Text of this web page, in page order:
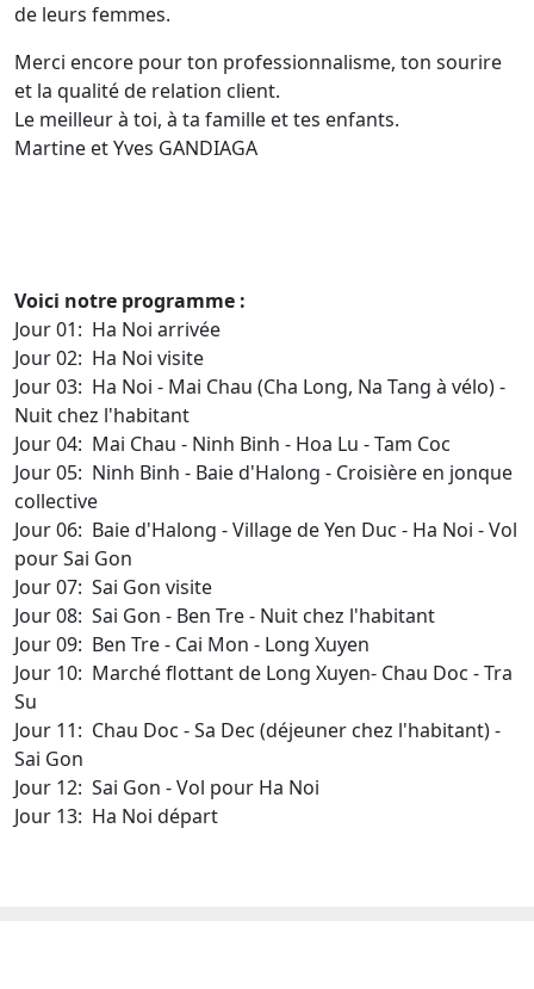
de leurs femmes.
Merci encore pour ton professionnalisme, ton sourire
et la qualité de relation client.
Le meilleur à toi, à ta famille et tes enfants.
Martine et Yves GANDIAGA
Voici notre programme :
Jour 01: Ha Noi arrivée
Jour 02: Ha Noi visite
Jour 03: Ha Noi - Mai Chau (Cha Long, Na Tang à vélo) -
Nuit chez l'habitant
Jour 04: Mai Chau - Ninh Binh - Hoa Lu - Tam Coc
Jour 05: Ninh Binh - Baie d'Halong - Croisière en jonque
collective
Jour 06: Baie d'Halong - Village de Yen Duc - Ha Noi - Vol
pour Sai Gon
Jour 07: Sai Gon visite
Jour 08: Sai Gon - Ben Tre - Nuit chez l'habitant
Jour 09: Ben Tre - Cai Mon - Long Xuyen
Jour 10: Marché flottant de Long Xuyen- Chau Doc - Tra
Su
Jour 11: Chau Doc - Sa Dec (déjeuner chez l'habitant) -
Sai Gon
Jour 12: Sai Gon - Vol pour Ha Noi
Jour 13: Ha Noi départ